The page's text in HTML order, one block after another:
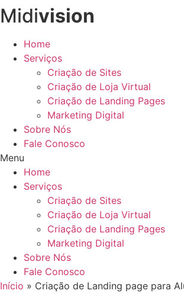
Ir
para
conteúdo
Midivision
Home
Serviços
Criação de Sites
Criação de Loja Virtual
Criação de Landing Pages
Marketing Digital
Sobre Nós
Fale Conosco
Menu
Home
Serviços
Criação de Sites
Criação de Loja Virtual
Criação de Landing Pages
Marketing Digital
Sobre Nós
Fale Conosco
Início » Criação de Landing page para